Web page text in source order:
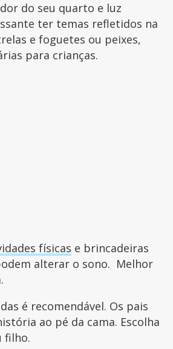
do seu quarto e luz
ter temas refletidos na
e foguetes ou peixes,
para crianças.
físicas e brincadeiras
alterar o sono. Melhor
é recomendável. Os pais
ao pé da cama. Escolha
filho.